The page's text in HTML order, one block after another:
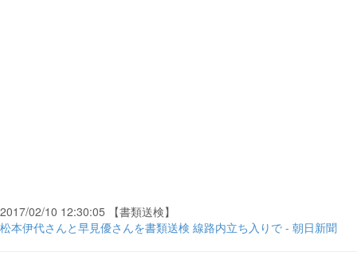
2017/02/10 12:30:05 【書類送検】
松本伊代さんと早見優さんを書類送検 線路内立ち入りで - 朝日新聞